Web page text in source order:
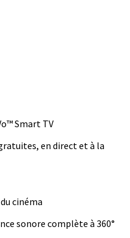
Smart TV
en direct et à la
cinéma
sonore complète à 360°